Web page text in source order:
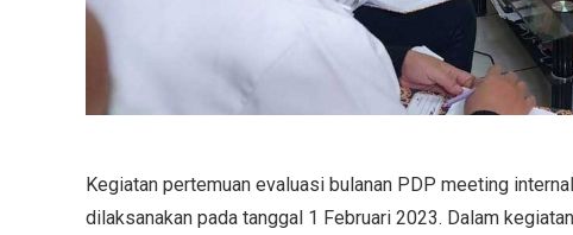
Kegiatan pertemuan evaluasi bulanan PDP meeting
dilaksanakan pada tanggal 1 Februari 2023. Dalam